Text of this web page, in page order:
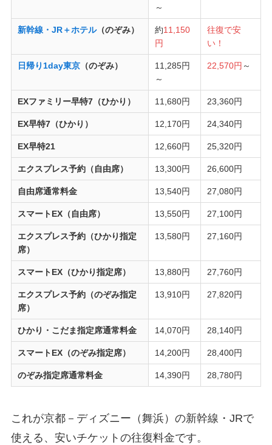
～
新幹線・JR＋ホテル（のぞみ） 約11,150
円
往復で安
い！
日帰り1day東京 （のぞみ）
11,285円
～
22,570円 ～
EXファミリー早特7（ひかり） 11,680円 23,360円
EX早特7（ひかり） 12,170円 24,340円
EX早特21 12,660円 25,320円
エクスプレス予約（自由席） 13,300円 26,600円
自由席通常料金 13,540円 27,080円
スマートEX（自由席） 13,550円 27,100円
エクスプレス予約（ひかり指定
席）
13,580円 27,160円
スマートEX（ひかり指定席） 13,880円 27,760円
エクスプレス予約（のぞみ指定
席）
13,910円 27,820円
ひかり・こだま指定席通常料金 14,070円 28,140円
スマートEX（のぞみ指定席） 14,200円 28,400円
のぞみ指定席通常料金 14,390円 28,780円
これが京都－ディズニー（舞浜）の新幹線・JRで
使える、安いチケットの往復料金です。